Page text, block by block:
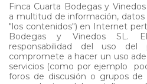
Finca Cuarta Bodegas y
a multitud de información,
"los contenidos") en Internet
Bodegas y Vinedos SL.
responsabilidad del uso del
compromete a hacer un uso
servicios (como por ejemplo
foros de discusión o grupos